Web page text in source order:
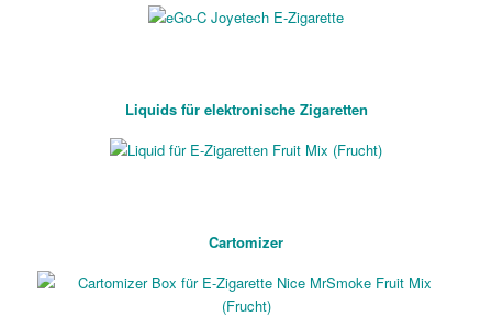
Liquids für elektronische Zigaretten
Cartomizer